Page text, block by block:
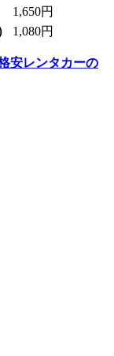
1,650円
1,080円
安レンタカーの